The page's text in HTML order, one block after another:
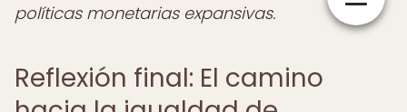
políticas monetarias expansivas.
Reflexión final: El camino